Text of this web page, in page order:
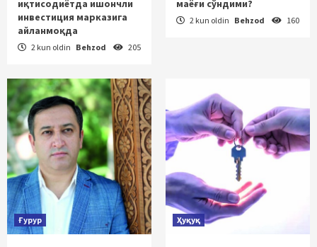
иқтисодиётда ишончли
инвестиция марказига
айланмоқда
2 kun oldin Behzod 205
маёғи сўндими?
2 kun oldin Behzod 160
Ғурур Ҳуқуқ